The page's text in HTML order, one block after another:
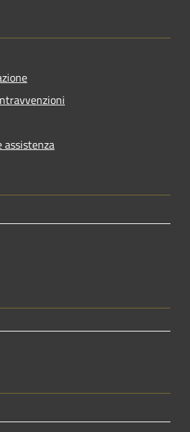
assistenza